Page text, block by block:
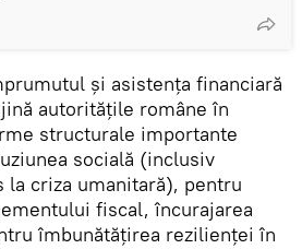
şi asistenţa financiară
autorităţile române în
structurale importante
socială (inclusiv
la criza umanitară), pentru
fiscal, încurajarea
îmbunătăţirea rezilienţei în